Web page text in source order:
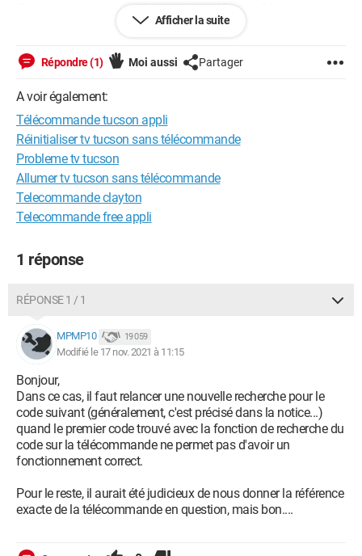
Texte remis en minuscules par la modération CCM... les
majuscules = hurlements !!!
Configuration:Android / Chrome 96.0.4664.45
Afficher la suite
Répondre (1) Moi aussi Partager
A voir également:
Télécommande tucson appli
Réinitialiser tv tucson sans télécommande
Probleme tv tucson
Allumer tv tucson sans télécommande
Telecommande clayton
Telecommande free appli
1 réponse
RÉPONSE 1 / 1
MPMP10 19 059
Modifié le 17 nov. 2021 à 11:15
Bonjour,
Dans ce cas, il faut relancer une nouvelle recherche pour le
code suivant (généralement, c'est précisé dans la notice...)
quand le premier code trouvé avec la fonction de recherche du
code sur la télécommande ne permet pas d'avoir un
fonctionnement correct.
Pour le reste, il aurait été judicieux de nous donner la référence
exacte de la télécommande en question, mais bon....